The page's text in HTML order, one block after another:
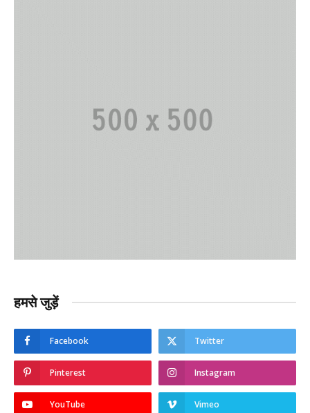
हमसे जुड़ें
Facebook Twitter
Pinterest Instagram
YouTube Vimeo